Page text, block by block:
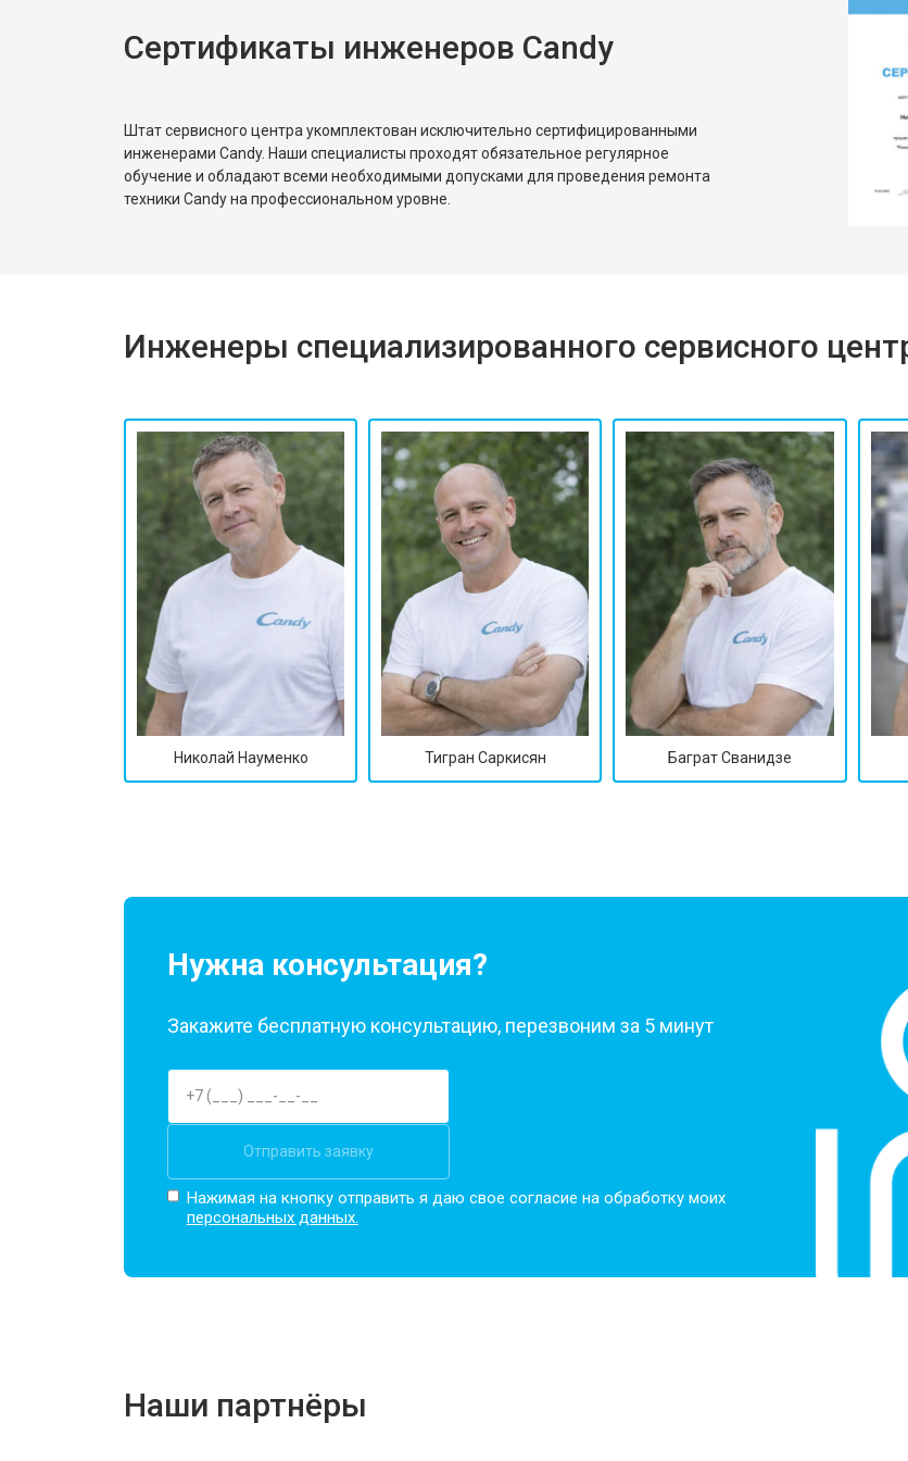
Замена реле
Сертификаты инженеров Candy
Штат сервисного центра укомплектован исключительно сертифицированными
инженерами Candy. Наши специалисты проходят обязательное регулярное
обучение и обладают всеми необходимыми допусками для проведения ремонта
техники Candy на профессиональном уровне.
Инженеры специализированного сервисного
Николай Науменко Тигран Саркисян Баграт Сванидзе
Нужна консультация?
Закажите бесплатную консультацию, перезвоним за 5 минут
Отправить заявку
Нажимая на кнопку отправить я даю свое согласие на обработку моих
персональных данных.
Наши партнёры